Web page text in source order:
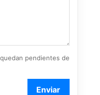
pendientes de
Enviar